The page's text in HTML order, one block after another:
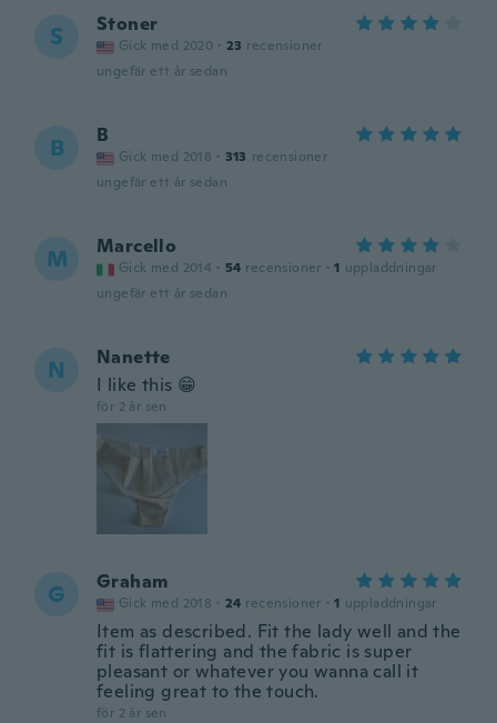
S Stoner
Gick med 2020 · 23 recensioner
ungefär ett år sedan
B B
Gick med 2018 · 313 recensioner
ungefär ett år sedan
M Marcello
Gick med 2014 · 54 recensioner · 1 uppladdningar
ungefär ett år sedan
N
Nanette
I like this 😁
för 2 år sen
G Graham
Gick med 2018 · 24 recensioner · 1 uppladdningar
Item as described. Fit the lady well and the
fit is flattering and the fabric is super
pleasant or whatever you wanna call it
feeling great to the touch.
för 2 år sen